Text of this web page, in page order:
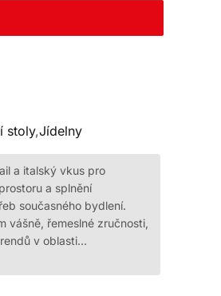
stoly,Jídelny
a italský vkus pro
a splnění
současného bydlení.
vášně, řemeslné zručnosti,
v oblasti…